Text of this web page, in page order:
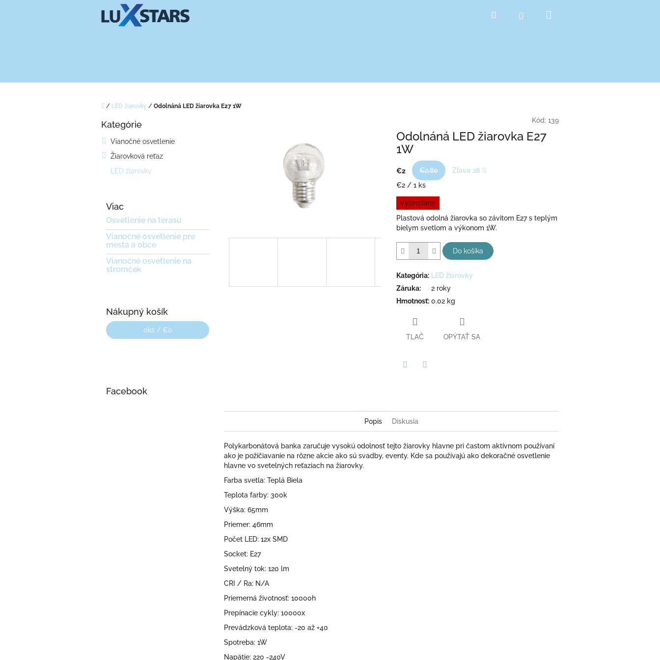
Hľadať Prihlásenie
Domov
/ LED žiarovky / Odolnáná LED žiarovka E27 1W
Preskočiť
Kategórie
Vianočné osvetlenie
Žiarovková reťaz
LED žiarovky
Viac
Osvetlenie na terasu
Vianočné osvetlenie pre
mestá a obce
Vianočné osvetlenie na
stromček
Nákupný košík
0ks / €0
Facebook
Kód: 139
Odolnáná LED žiarovka E27
1W
€2 €2,80
Zľava 28 %
Jednotková
cena:
€2 / 1 ks
Vypredané
Plastová odolná žiarovka so závitom E27 s teplým
bielym svetlom a výkonom 1W.
Do košíka
Kategória:
LED žiarovky
Záruka:
2 roky
Hmotnosť: 0.02 kg
TLAČ OPÝTAŤ SA
Popis Diskusia
Polykarbonátová banka zaručuje vysokú odolnosť tejto žiarovky hlavne pri častom aktívnom používaní
ako je požičiavanie na rôzne akcie ako sú svadby, eventy. Kde sa používajú ako dekoračné osvetlenie
hlavne vo svetelných reťaziach na žiarovky.
Farba svetla: Teplá Biela
Teplota farby: 300k
Výška: 65mm
Priemer: 46mm
Počet LED: 12x SMD
Socket: E27
Svetelný tok: 120 lm
CRI / Ra: N/A
Priemerná životnosť: 10000h
Prepínacie cykly: 10000x
Prevádzková teplota: -20 až +40
Spotreba: 1W
Napätie: 220 -240V